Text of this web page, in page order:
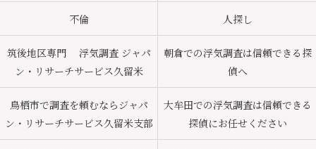
不倫 人探し
筑後地区専門 浮気調査 ジャパ
ン・リサーチサービス久留米
朝倉での浮気調査は信頼できる探
偵へ
鳥栖市で調査を頼むならジャパ
ン・リサーチサービス久留米支部
大牟田での浮気調査は信頼できる
探偵にお任せください